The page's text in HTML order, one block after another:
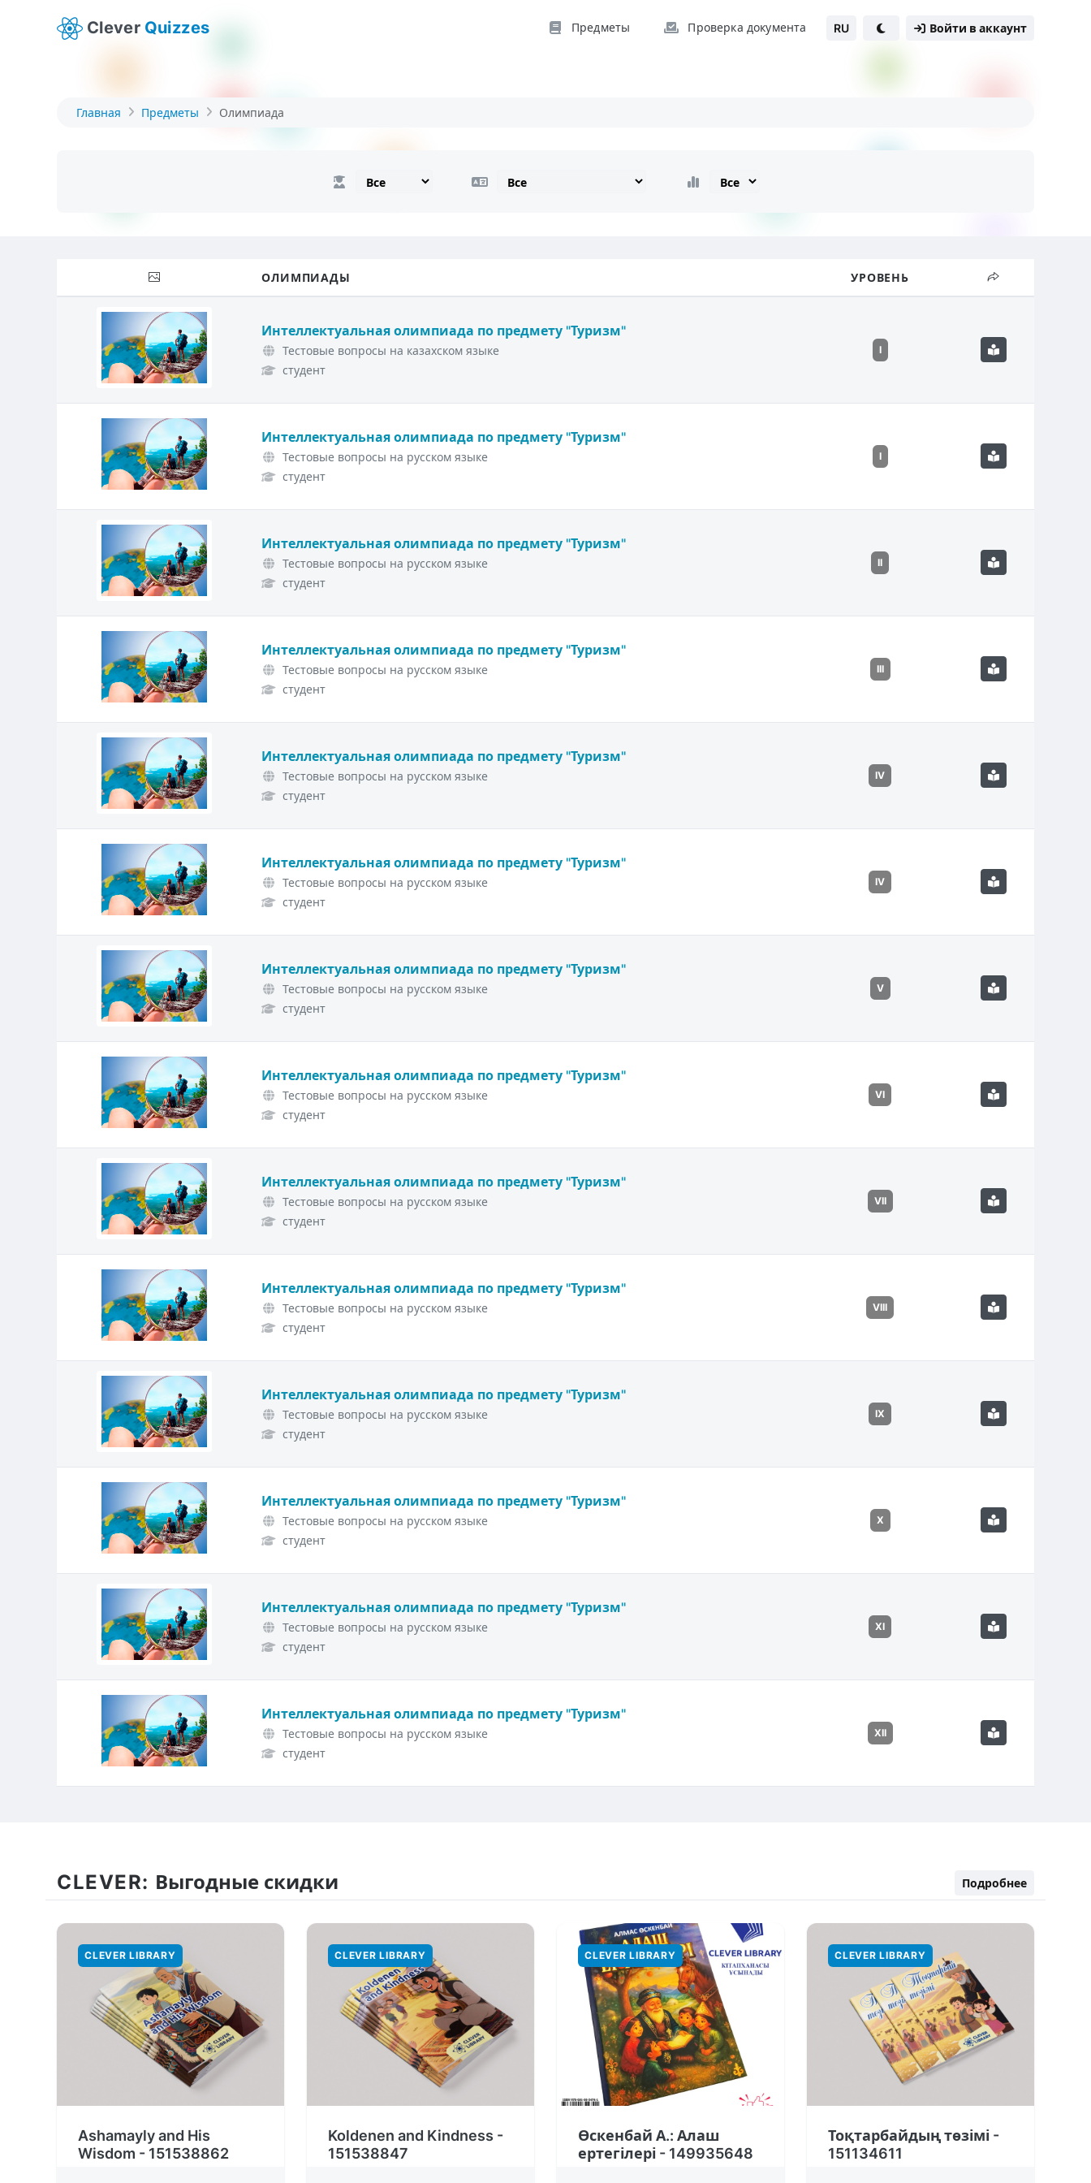
Clever Quizzes Предметы Проверка документа RU Войти в аккаунт
Главная Предметы Олимпиада
ОЛИМПИАДЫ УРОВЕНЬ
Интеллектуальная олимпиада по предмету "Туризм"
Тестовые вопросы на казахском языке
студент
I
Интеллектуальная олимпиада по предмету "Туризм"
Тестовые вопросы на русском языке
студент
I
Интеллектуальная олимпиада по предмету "Туризм"
Тестовые вопросы на русском языке
студент
II
Интеллектуальная олимпиада по предмету "Туризм"
Тестовые вопросы на русском языке
студент
III
Интеллектуальная олимпиада по предмету "Туризм"
Тестовые вопросы на русском языке
студент
IV
Интеллектуальная олимпиада по предмету "Туризм"
Тестовые вопросы на русском языке
студент
IV
Интеллектуальная олимпиада по предмету "Туризм"
Тестовые вопросы на русском языке
студент
V
Интеллектуальная олимпиада по предмету "Туризм"
Тестовые вопросы на русском языке
студент
VI
Интеллектуальная олимпиада по предмету "Туризм"
Тестовые вопросы на русском языке
студент
VII
Интеллектуальная олимпиада по предмету "Туризм"
Тестовые вопросы на русском языке
студент
VIII
Интеллектуальная олимпиада по предмету "Туризм"
Тестовые вопросы на русском языке
студент
IX
Интеллектуальная олимпиада по предмету "Туризм"
Тестовые вопросы на русском языке
студент
X
Интеллектуальная олимпиада по предмету "Туризм"
Тестовые вопросы на русском языке
студент
XI
Интеллектуальная олимпиада по предмету "Туризм"
Тестовые вопросы на русском языке
студент
XII
CLEVER: Выгодные скидки Подробнее
CLEVER LIBRARY
Ashamayly and His
Wisdom - 151538862
CLEVER LIBRARY
Koldenen and Kindness -
151538847
CLEVER LIBRARY
Өскенбай А.: Алаш
ертегілері - 149935648
CLEVER LIBRARY
Тоқтарбайдың төзімі -
151134611